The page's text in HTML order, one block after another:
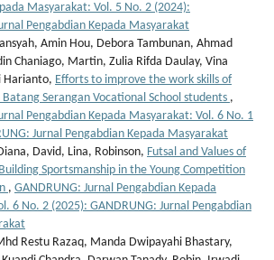
Masyarakat: Vol. 5 No. 2 (2024):
Pengabdian Kepada Masyarakat
Amin Hou, Debora Tambunan, Ahmad
Chaniago, Martin, Zulia Rifda Daulay, Vina
Harianto, Efforts to improve the work skills of
Batang Serangan Vocational School students ,
Pengabdian Kepada Masyarakat: Vol. 6 No. 1
Jurnal Pengabdian Kepada Masyarakat
David, Lina, Robinson, Futsal and Values of
Sportsmanship in the Young Competition
, GANDRUNG: Jurnal Pengabdian Kepada
6 No. 2 (2025): GANDRUNG: Jurnal Pengabdian
Restu Razaq, Manda Dwipayahi Bhastary,